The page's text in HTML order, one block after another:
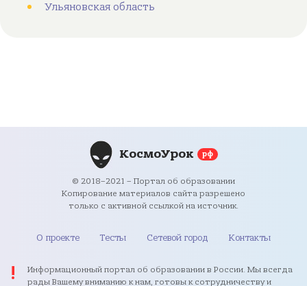
Ульяновская область
КосмоУрок рф
© 2018–2021 – Портал об образовании
Копирование материалов сайта разрешено
только с активной ссылкой на источник.
О проекте Тесты Сетевой город Контакты
Информационный портал об образовании в России. Мы всегда
рады Вашему вниманию к нам, готовы к сотрудничеству и